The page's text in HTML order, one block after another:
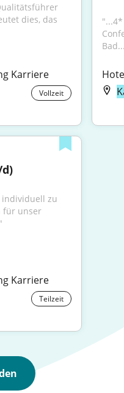
dies, das
Karriere
Vollzeit
individuell zu
für unser
Karriere
Teilzeit